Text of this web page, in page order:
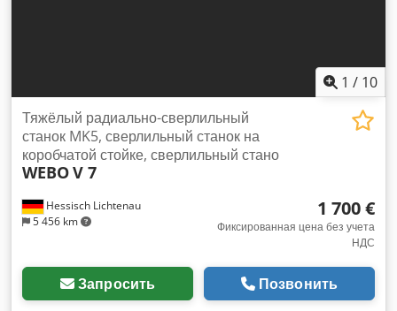
1 / 10
Hessisch Lichtenau
5 456 km
Тяжёлый радиально-сверлильный
станок MK5, сверлильный станок на
коробчатой стойке, сверлильный стано
WEBOV 7
1 700 €
Фиксированная цена без учета
НДС
Запросить Позвонить